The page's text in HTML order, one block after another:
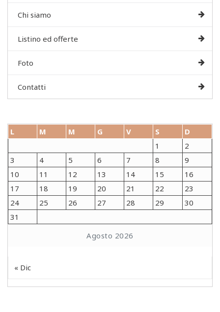
Chi siamo
Listino ed offerte
Foto
Contatti
Agosto 2026
L M M G V S
D
1
2
3
4 5 6 7 8
9
10
11 12 13 14 15
16
17
18 19 20 21 22
23
24
25 26 27 28 29
30
31
« Dic